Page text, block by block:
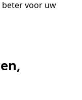
beter voor uw